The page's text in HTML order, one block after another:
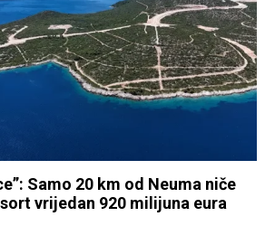
Samo 20 km od Neuma niče
vrijedan 920 milijuna eura